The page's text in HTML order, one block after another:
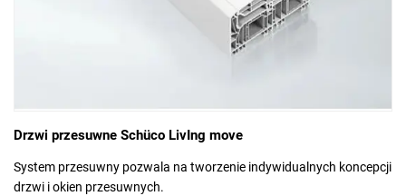
Drzwi przesuwne Schüco LivIng move
System przesuwny pozwala na tworzenie indywidualnych koncepcji
drzwi i okien przesuwnych.